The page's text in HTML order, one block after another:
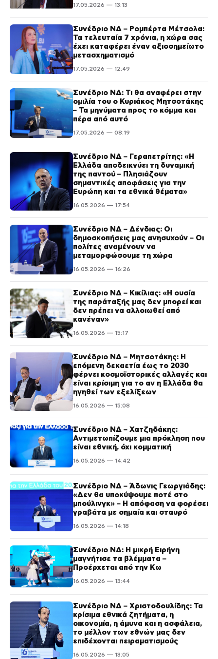
17.05.2026 — 13:13
Συνέδριο ΝΔ – Ρομπέρτα Μέτσολα:
Τα τελευταία 7 χρόνια, η χώρα σας
έχει καταφέρει έναν αξιοσημείωτο
μετασχηματισμό
17.05.2026 — 12:49
Συνέδριο ΝΔ: Τι θα αναφέρει στην
ομιλία του ο Κυριάκος Μητσοτάκης
– Τα μηνύματα προς το κόμμα και
πέρα από αυτό
17.05.2026 — 08:19
Συνέδριο ΝΔ – Γεραπετρίτης: «Η
Ελλάδα αποδεικνύει τη δυναμική
της παντού – Πλησιάζουν
σημαντικές αποφάσεις για την
Ευρώπη και τα εθνικά θέματα»
16.05.2026 — 17:54
Συνέδριο ΝΔ – Δένδιας: Οι
δημοσκοπήσεις μας ανησυχούν – Οι
πολίτες αναμένουν να
μεταμορφώσουμε τη χώρα
16.05.2026 — 16:26
Συνέδριο ΝΔ – Κικίλιας: «Η ουσία
της παράταξής μας δεν μπορεί και
δεν πρέπει να αλλοιωθεί από
κανέναν»
16.05.2026 — 15:17
Συνέδριο ΝΔ – Μητσοτάκης: Η
επόμενη δεκαετία έως το 2030
φέρνει κοσμοϊστορικές αλλαγές και
είναι κρίσιμη για το αν η Ελλάδα θα
ηγηθεί των εξελίξεων
16.05.2026 — 15:08
Συνέδριο ΝΔ – Χατζηδάκης:
Αντιμετωπίζουμε μια πρόκληση που
είναι εθνική, όχι κομματική
16.05.2026 — 14:42
Συνέδριο ΝΔ – Άδωνις Γεωργιάδης:
«Δεν θα υποκύψουμε ποτέ στο
μπούλινγκ» – Η απόφαση να φορέσει
γραβάτα με σημαία και σταυρό
16.05.2026 — 14:18
Συνέδριο ΝΔ: Η μικρή Ειρήνη
μαγνήτισε τα βλέμματα –
Προέρχεται από την Κω
16.05.2026 — 13:44
Συνέδριο ΝΔ – Χριστοδουλίδης: Τα
κρίσιμα εθνικά ζητήματα, η
οικονομία, η άμυνα και η ασφάλεια,
το μέλλον των εθνών μας δεν
επιδέχονται πειραματισμούς
16.05.2026 — 13:05